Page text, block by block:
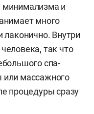
минимализма и
много
лаконично. Внутри
так что
спа-
массажного
процедуры сразу